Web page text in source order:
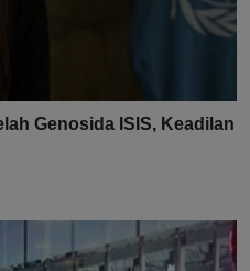
Genosida ISIS, Keadilan